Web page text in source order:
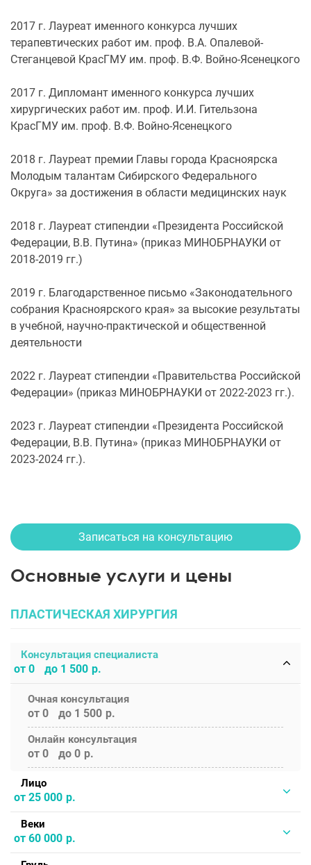
2017 г. Лауреат именного конкурса лучших
терапевтических работ им. проф. В.А. Опалевой-
Стеганцевой КрасГМУ им. проф. В.Ф. Войно-Ясенецкого
2017 г. Дипломант именного конкурса лучших
хирургических работ им. проф. И.И. Гительзона
КрасГМУ им. проф. В.Ф. Войно-Ясенецкого
2018 г. Лауреат премии Главы города Красноярска
Молодым талантам Сибирского Федерального
Округа» за достижения в области медицинских наук
2018 г. Лауреат стипендии «Президента Российской
Федерации, В.В. Путина» (приказ МИНОБРНАУКИ от
2018-2019 гг.)
2019 г. Благодарственное письмо «Законодательного
собрания Красноярского края» за высокие результаты
в учебной, научно-практической и общественной
деятельности
2022 г. Лауреат стипендии «Правительства Российской
Федерации» (приказ МИНОБРНАУКИ от 2022-2023 гг.).
2023 г. Лауреат стипендии «Президента Российской
Федерации, В.В. Путина» (приказ МИНОБРНАУКИ от
2023-2024 гг.).
Записаться на консультацию
Основные услуги и цены
ПЛАСТИЧЕСКАЯ ХИРУРГИЯ
Консультация специалиста
от 0 до 1 500
Очная консультация
от 0 до 1 500
Онлайн консультация
от 0 до 0
Лицо
от 25 000
Веки
от 60 000